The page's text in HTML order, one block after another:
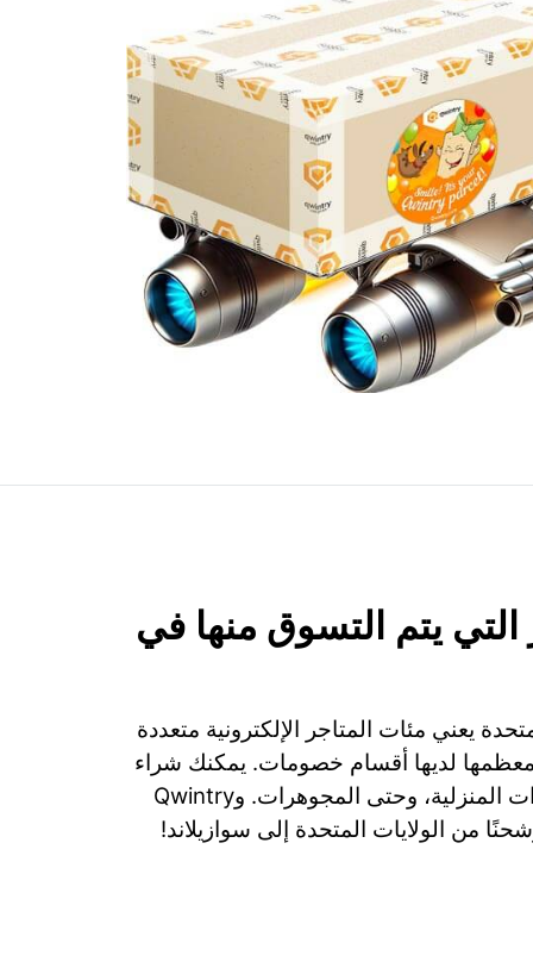
يتم التسوق منها في
يعني مئات المتاجر الإلكترونية متعددة
لديها أقسام خصومات. يمكنك شراء
الملابس، الأجهزة، الأدوات المنزلية، وحتى المجوهرات. وQwintry
من الولايات المتحدة إلى سوازيلاند!